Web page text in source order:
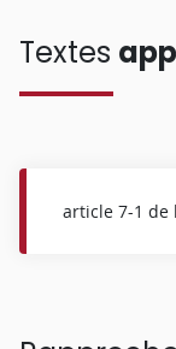
Textes
article 7-1 de